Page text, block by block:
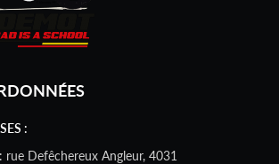
:
rue Defêchereux Angleur, 4031